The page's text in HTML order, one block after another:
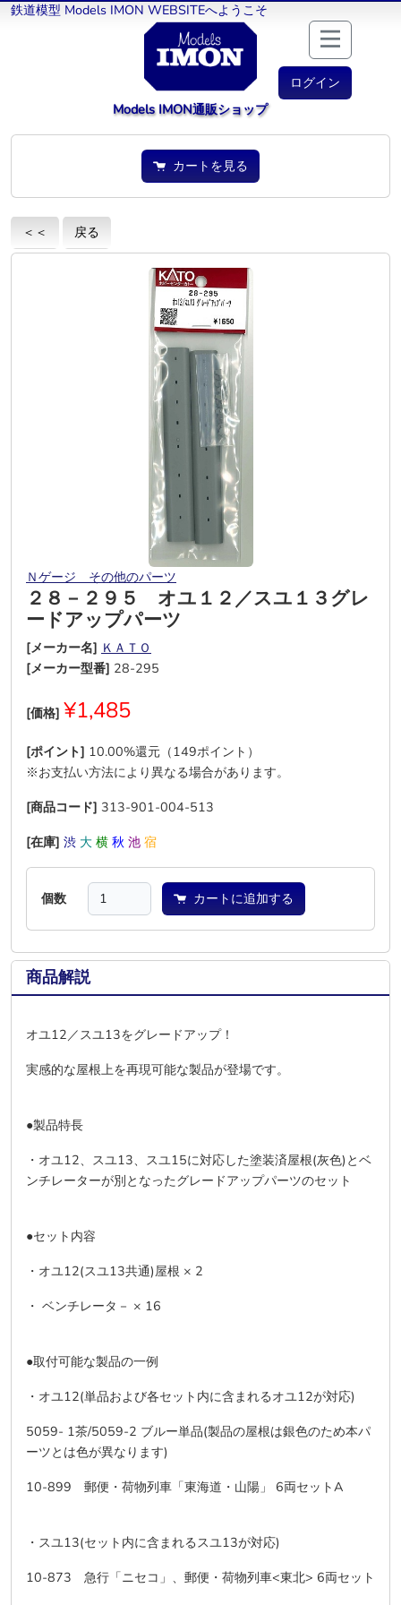
鉄道模型 Models IMON WEBSITEへようこそ
ログイン
Models IMON通販ショップ
カートを見る
＜＜ 戻る
Ｎゲージ その他のパーツ
２８－２９５ オユ１２／スユ１３グレ
ードアップパーツ
[メーカー名] ＫＡＴＯ
[メーカー型番] 28-295
[価格] ¥1,485
[ポイント] 10.00%還元（149ポイント）
※お支払い方法により異なる場合があります。
[商品コード] 313-901-004-513
[在庫] 渋 大 横 秋 池 宿
個数 カートに追加する
商品解説
オユ12／スユ13をグレードアップ！
実感的な屋根上を再現可能な製品が登場です。
●製品特長
・オユ12、スユ13、スユ15に対応した塗装済屋根(灰色)とベ
ンチレーターが別となったグレードアップパーツのセット
●セット内容
・オユ12(スユ13共通)屋根 × 2
・ ベンチレータ－ × 16
●取付可能な製品の一例
・オユ12(単品および各セット内に含まれるオユ12が対応)
5059- 1茶/5059-2 ブルー単品(製品の屋根は銀色のため本パ
ーツとは色が異なります)
10-899 郵便・荷物列車「東海道・山陽」 6両セットA
・スユ13(セット内に含まれるスユ13が対応)
10-873 急行「ニセコ」、郵便・荷物列車<東北> 6両セット